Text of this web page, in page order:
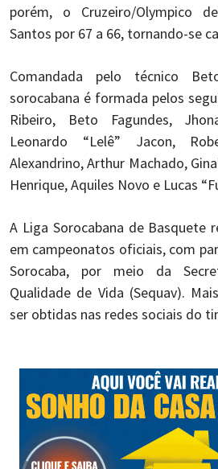
porém, o Cruzeiro/Olympico
Santos por 67 a 66, tornando-se
Comandada pelo técnico
sorocabana é formada pelos
Ribeiro, Beto Fagundes,
Leonardo “Lelê” Jacon,
Alexandrino, Arthur Machado,
Henrique, Aquiles Novo e Lucas
A Liga Sorocabana de Basquete
em campeonatos oficiais, com
Sorocaba, por meio da
Qualidade de Vida (Sequav).
ser obtidas nas redes sociais do